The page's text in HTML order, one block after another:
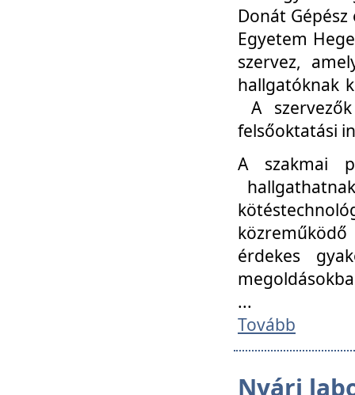
Donát
Egyetem
szervez,
hallgatóknak
A
felsőoktatási
A szakmai
érdekes
...
Tovább
Nyári